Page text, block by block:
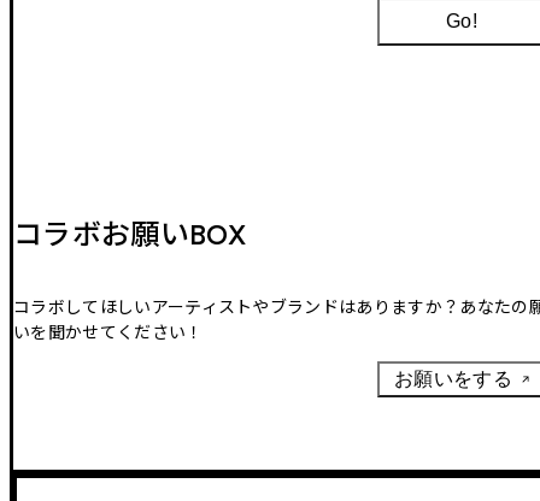
Go!
コラボお願いBOX
コラボしてほしいアーティストやブランドはありますか？あなたの
いを聞かせてください！
お願いをする